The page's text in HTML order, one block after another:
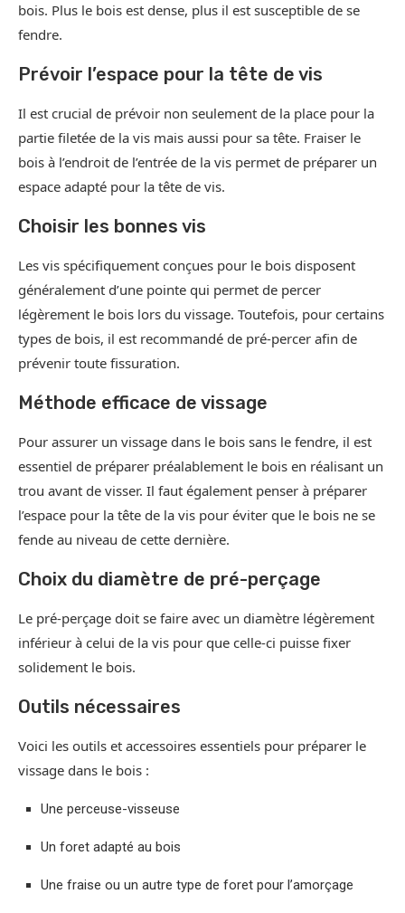
bois. Plus le bois est dense, plus il est susceptible de se
fendre.
Prévoir l’espace pour la tête de vis
Il est crucial de prévoir non seulement de la place pour la
partie filetée de la vis mais aussi pour sa tête. Fraiser le
bois à l’endroit de l’entrée de la vis permet de préparer un
espace adapté pour la tête de vis.
Choisir les bonnes vis
Les vis spécifiquement conçues pour le bois disposent
généralement d’une pointe qui permet de percer
légèrement le bois lors du vissage. Toutefois, pour certains
types de bois, il est recommandé de pré-percer afin de
prévenir toute fissuration.
Méthode efficace de vissage
Pour assurer un vissage dans le bois sans le fendre, il est
essentiel de préparer préalablement le bois en réalisant un
trou avant de visser. Il faut également penser à préparer
l’espace pour la tête de la vis pour éviter que le bois ne se
fende au niveau de cette dernière.
Choix du diamètre de pré-perçage
Le pré-perçage doit se faire avec un diamètre légèrement
inférieur à celui de la vis pour que celle-ci puisse fixer
solidement le bois.
Outils nécessaires
Voici les outils et accessoires essentiels pour préparer le
vissage dans le bois :
Une perceuse-visseuse
Un foret adapté au bois
Une fraise ou un autre type de foret pour l’amorçage